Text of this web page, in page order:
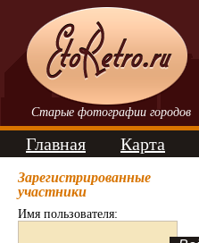
Старые фотографии городов
Главная Карта
Зарегистрированные
участники
Имя пользователя: